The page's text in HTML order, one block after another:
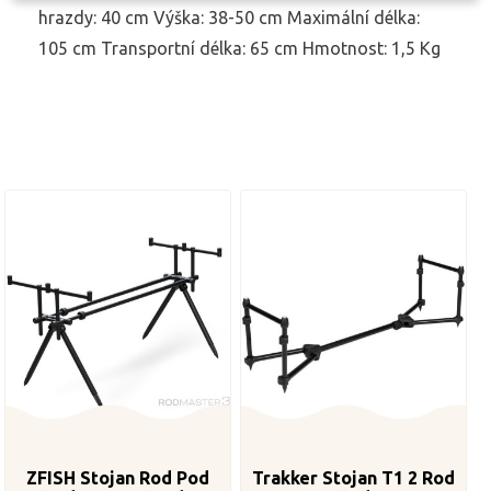
hrazdy: 40 cm Výška: 38-50 cm Maximální délka:
105 cm Transportní délka: 65 cm Hmotnost: 1,5 Kg
ZFISH Stojan Rod Pod
Trakker Stojan T1 2 Rod